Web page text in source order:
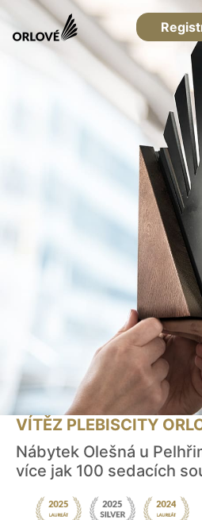
VÍTĚZ PLEBISCITY
Nábytek Olešná u
více jak 100 sedacích